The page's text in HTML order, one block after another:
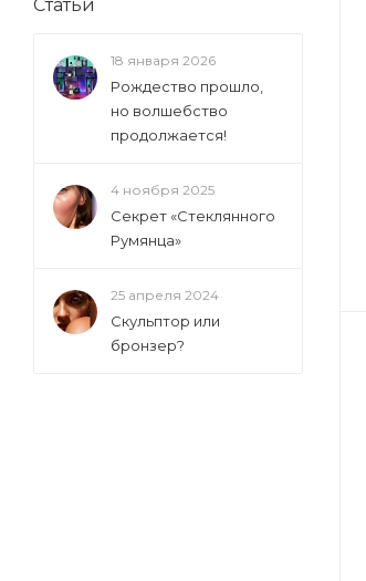
Статьи
18 января 2026
Рождество прошло,
но волшебство
продолжается!
4 ноября 2025
Секрет «Стеклянного
Румянца»
25 апреля 2024
Скульптор или
бронзер?